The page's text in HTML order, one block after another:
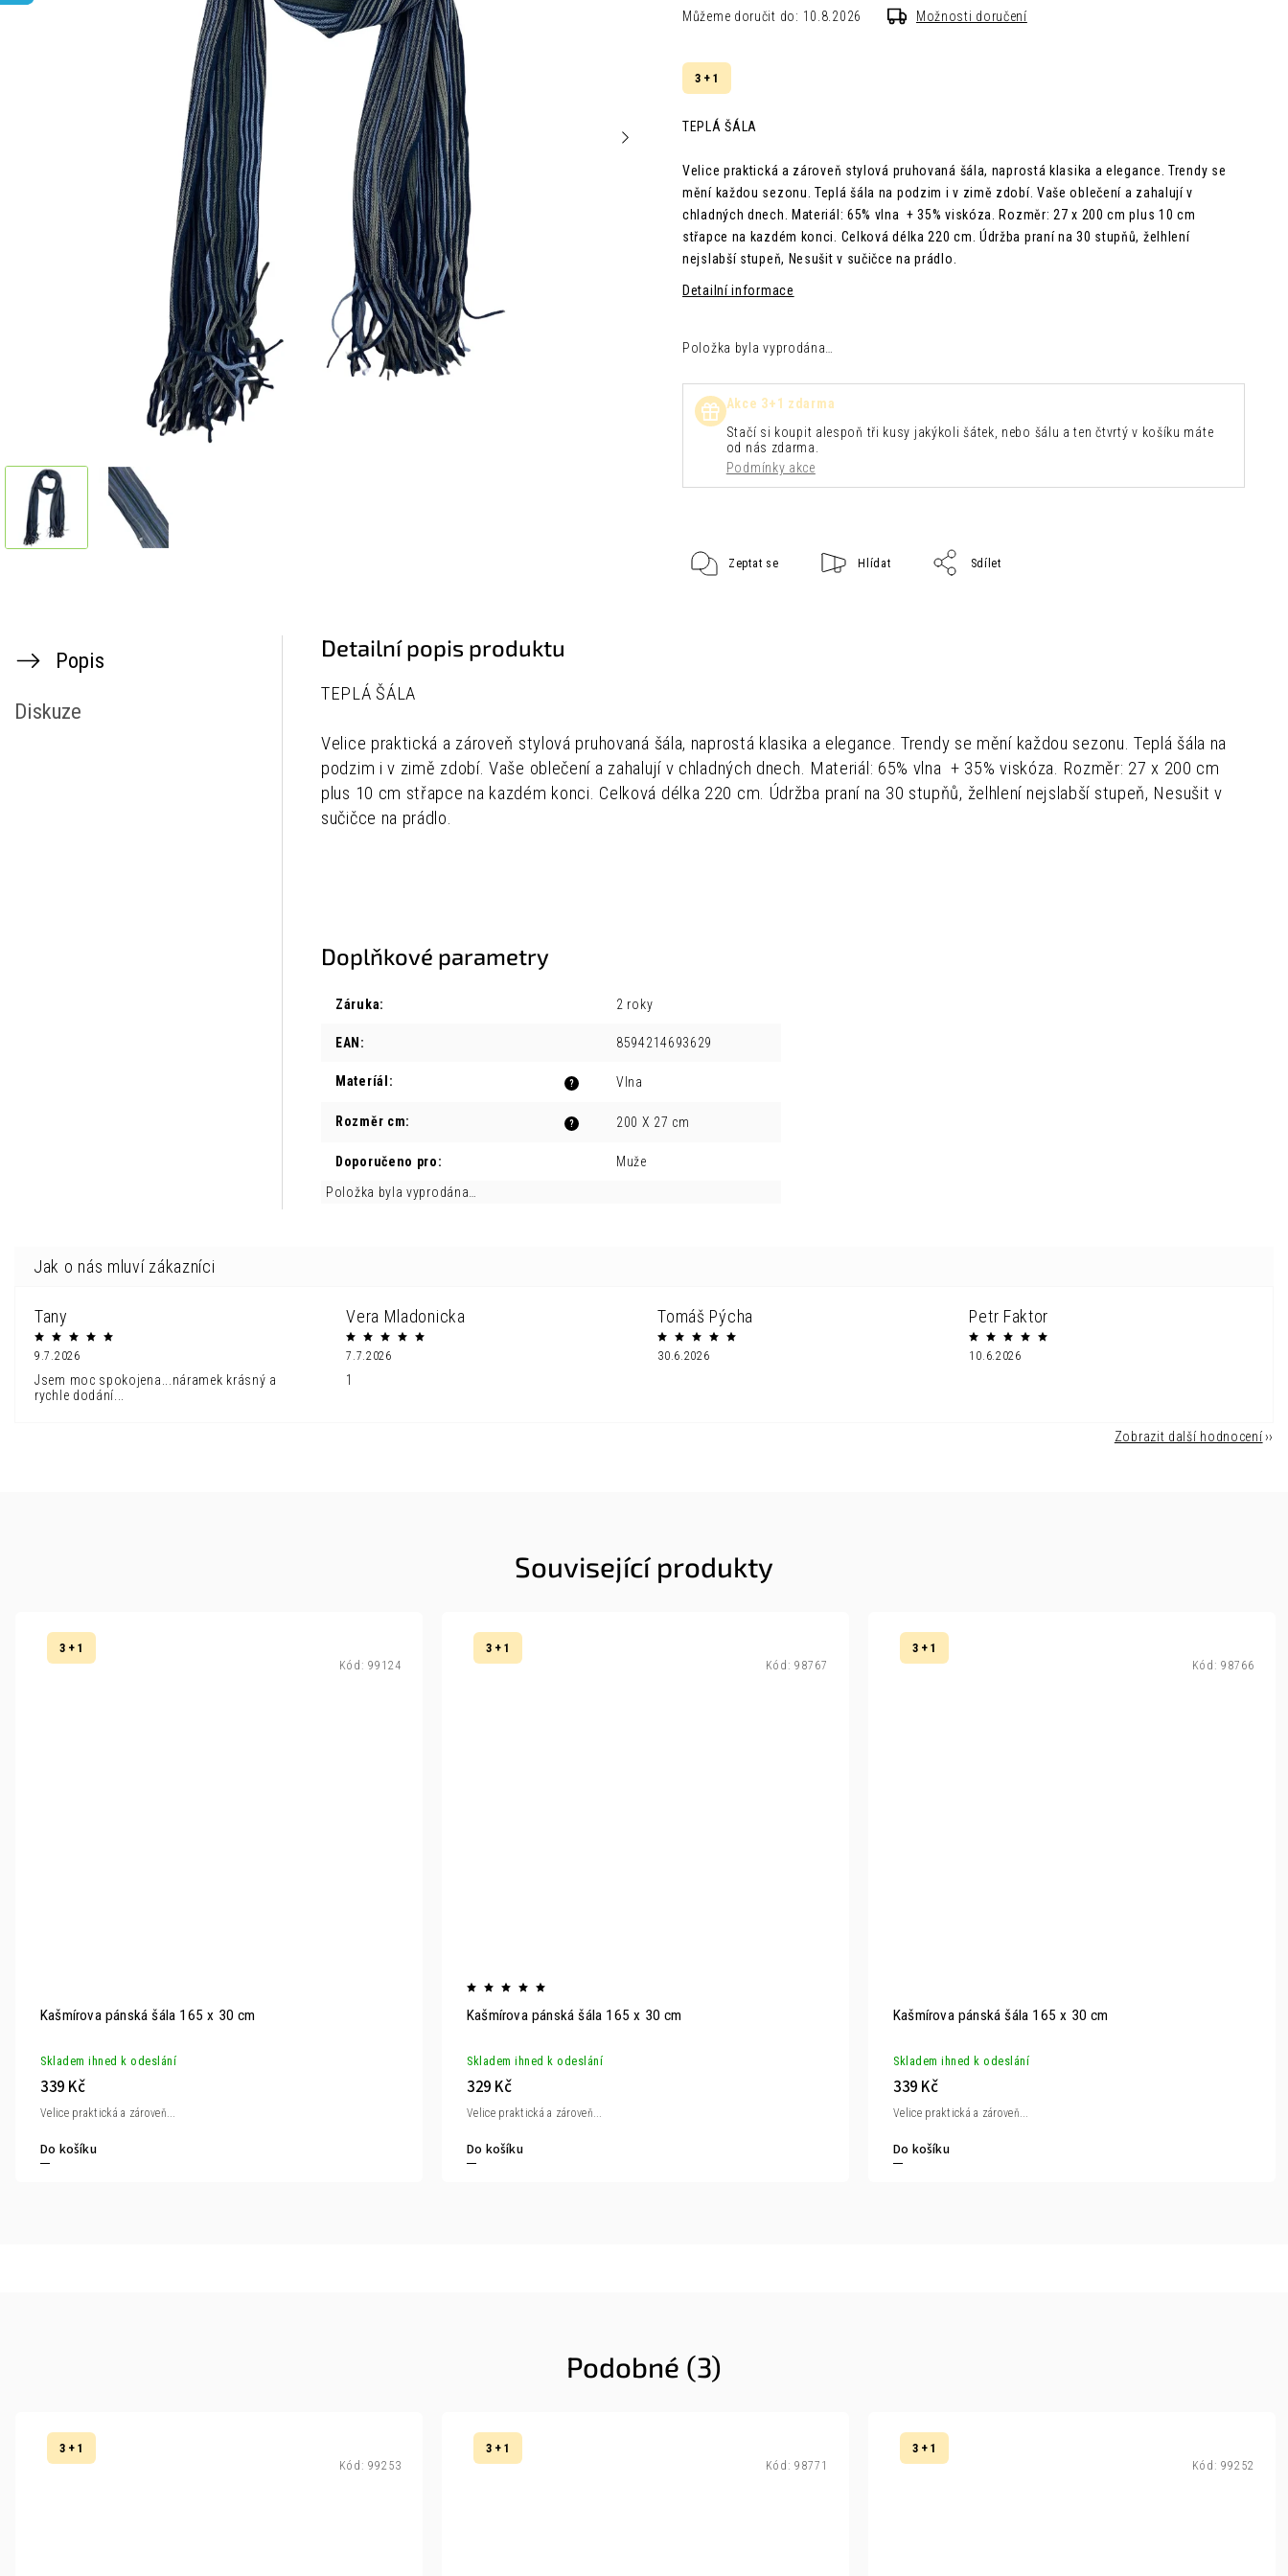
3 + 1
TEPLÁ ŠÁLA
Velice praktická a zároveň stylová pruhovaná šála, naprostá klasika a elegance. Trendy se
mění každou sezonu.Teplá šála na podzim i v zimě zdobí. Vaše oblečení a zahalují v
chladných dnech.
Materiál: 65% vlna + 35% viskóza. Rozměr: 27 x 200 cm plus 10 cm
střapce na kazdém konci. Celková délka 220 cm. Údržba praní na 30 stupňů, želhlení
nejslabší stupeň, Nesušit v sučičce na prádlo.
Detailní informace
Položka byla vyprodána…
Můžeme doručit do: 10.8.2026 Možnosti doručení
Akce 3+1 zdarma
Stačí si koupit alespoň tři kusy jakýkoli šátek, nebo šálu a ten čtvrtý v košíku máte
od nás zdarma.
Podmínky akce
Zeptat se Hlídat Sdílet
Popis
Diskuze
Detailní popis produktu
TEPLÁ ŠÁLA
Velice praktická a zároveň stylová pruhovaná šála, naprostá klasika a elegance. Trendy se mění každou sezonu. Teplá šála na
podzim i v zimě zdobí. Vaše oblečení a zahalují v chladných dnech. Materiál: 65% vlna + 35% viskóza. Rozměr: 27 x 200 cm
plus 10 cm střapce na kazdém konci. Celková délka 220 cm. Údržba praní na 30 stupňů, želhlení nejslabší stupeň, Nesušit v
sučičce na prádlo.
Doplňkové parametry
Záruka: 2 roky
EAN : 8594214693629
?
Materíál : Vlna
?
Rozměr cm: 200 X 27 cm
Doporučeno pro:
Muže
Položka byla vyprodána…
Tany
9.7.2026
Jsem moc spokojena...náramek krásný a
rychle dodání...
Vera Mladonicka
7.7.2026
1
Tomáš Pýcha
30.6.2026
Petr Faktor
10.6.2026
Zobrazit další hodnocení
Související produkty
3 + 1
Kašmírova pánská šála 165 x 30 cm
Skladem ihned k odeslání
339 Kč
Do košíku
Velice praktická a zároveň...
Kód: 99124
3 + 1
Kašmírova pánská šála 165 x 30 cm
Skladem ihned k odeslání
329 Kč
Do košíku
Velice praktická a zároveň...
Kód: 98767
3 + 1
Kašmírova pánská šála 165 x 30 cm
Skladem ihned k odeslání
339 Kč
Do košíku
Velice praktická a zároveň...
Kód: 98766
Podobné (3)
3 + 1
Kód: 99253
3 + 1
Kód: 98771
3 + 1
Kód: 99252